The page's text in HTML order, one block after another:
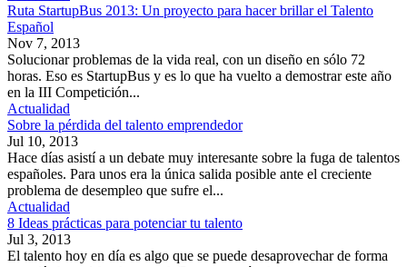
Ruta StartupBus 2013: Un proyecto para hacer brillar el Talento
Español
Nov 7, 2013
Solucionar problemas de la vida real, con un diseño en sólo 72
horas. Eso es StartupBus y es lo que ha vuelto a demostrar este año
en la III Competición...
Actualidad
Sobre la pérdida del talento emprendedor
Jul 10, 2013
Hace días asistí a un debate muy interesante sobre la fuga de talentos
españoles. Para unos era la única salida posible ante el creciente
problema de desempleo que sufre el...
Actualidad
8 Ideas prácticas para potenciar tu talento
Jul 3, 2013
El talento hoy en día es algo que se puede desaprovechar de forma